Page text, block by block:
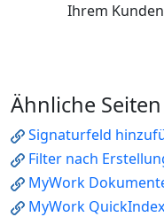
Ihrem
Ähnliche
Signaturfeld
Filter nach
MyWork
MyWork QuickIndex